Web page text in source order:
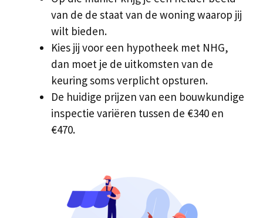
van de de staat van de woning waarop jij
wilt bieden.
Kies jij voor een hypotheek met NHG,
dan moet je de uitkomsten van de
keuring soms verplicht opsturen.
De huidige prijzen van een bouwkundige
inspectie variëren tussen de €340 en
€470.